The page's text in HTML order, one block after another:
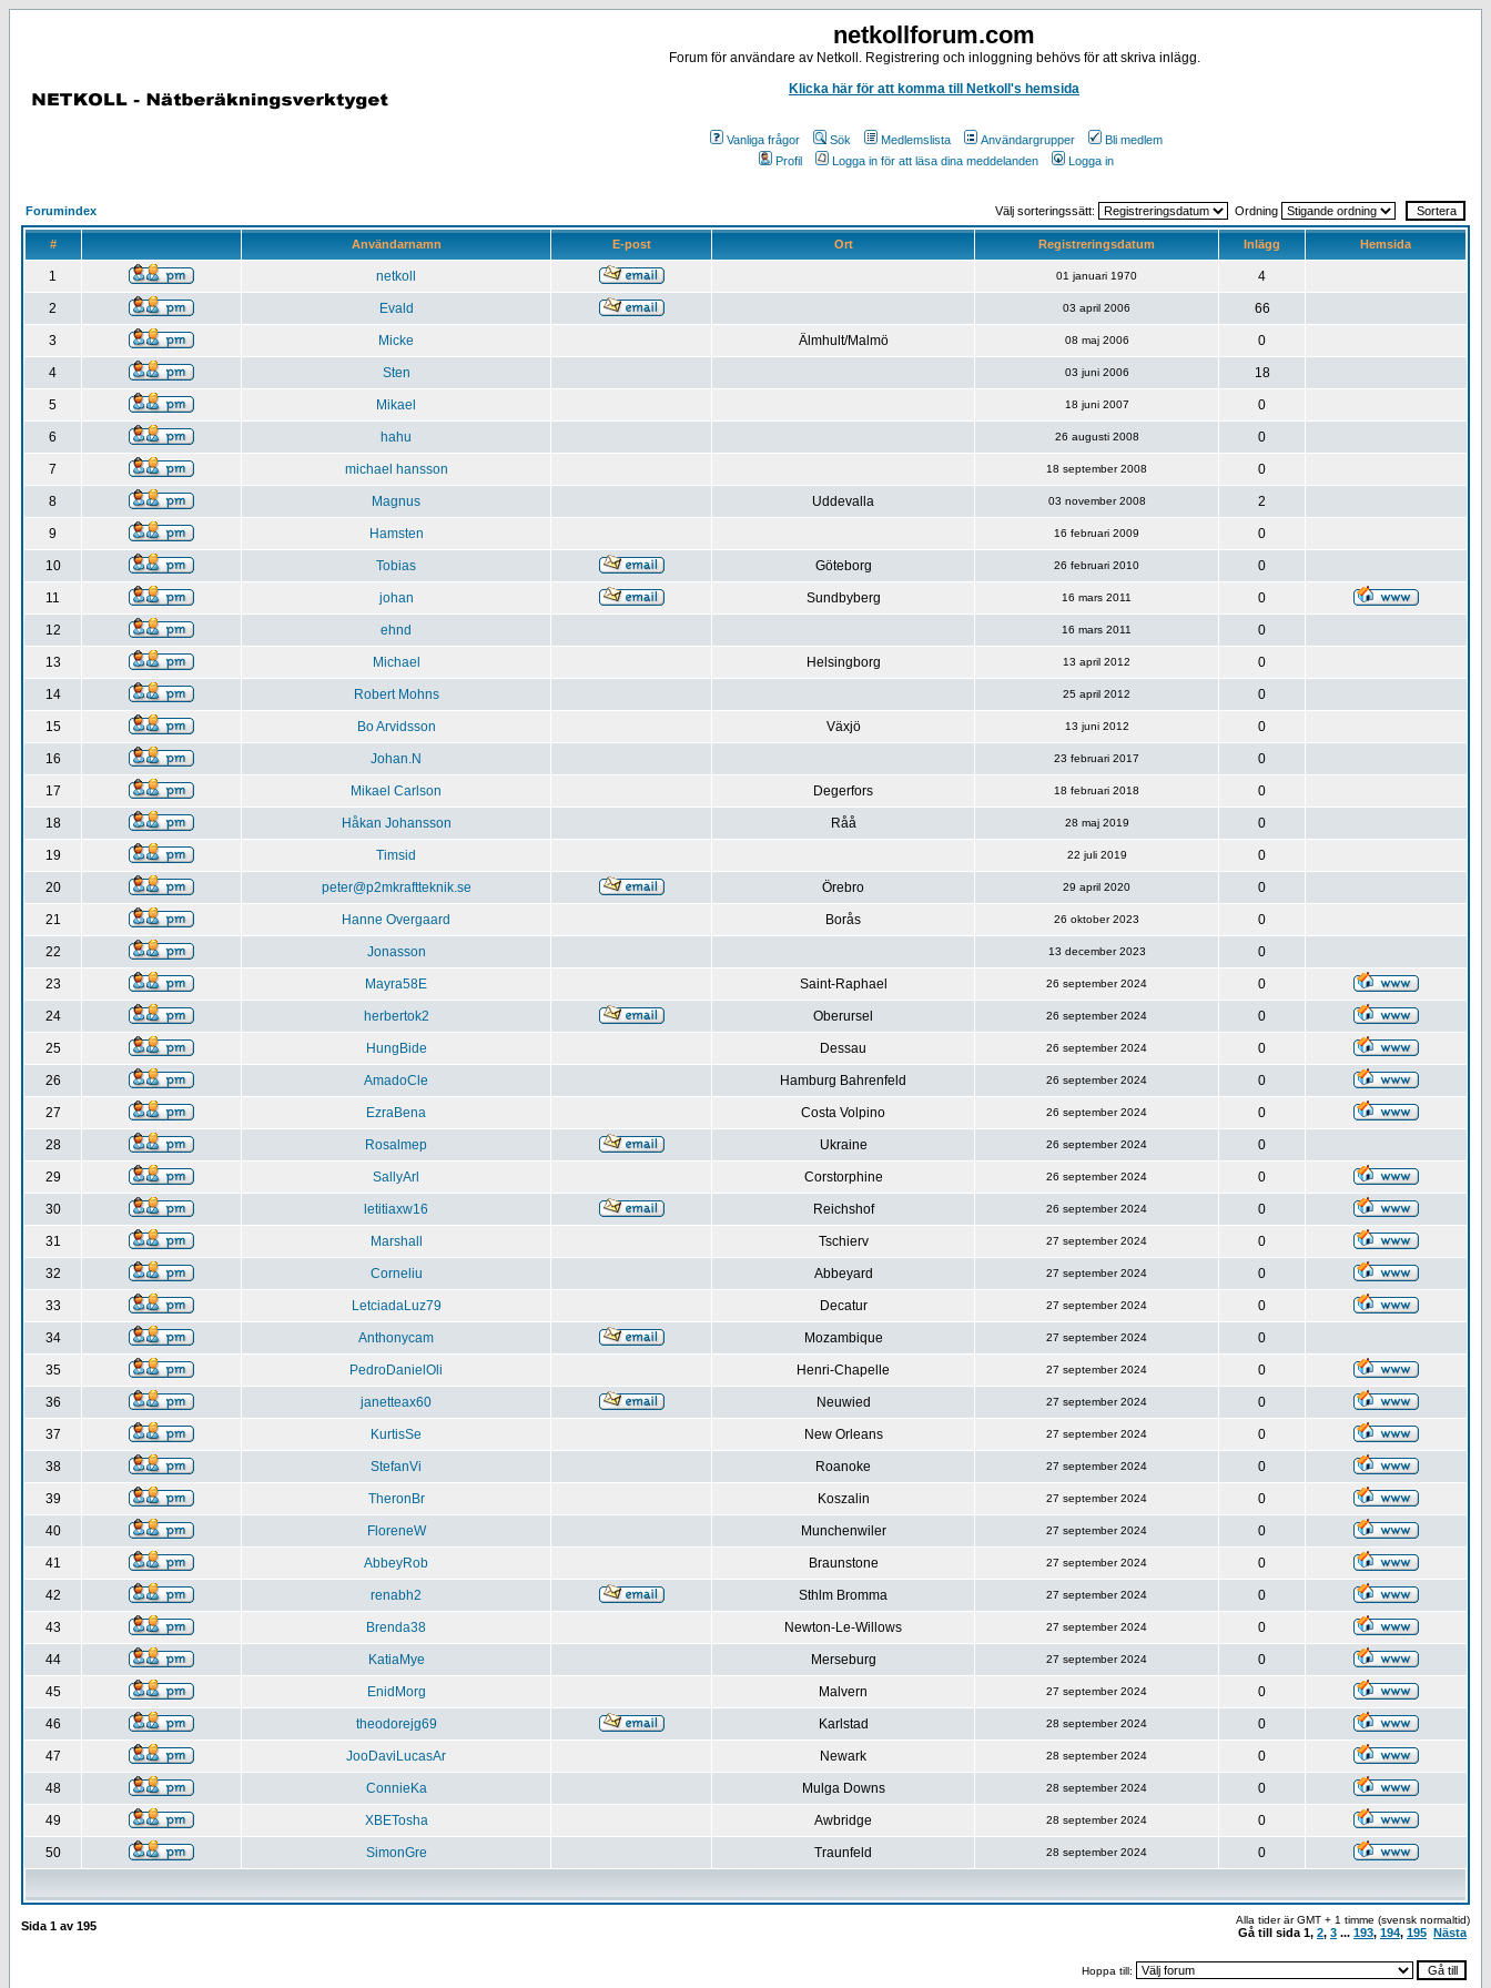
netkollforum.com
Forum för användare av Netkoll. Registrering och inloggning behövs för att skriva inlägg.
Klicka här för att komma till Netkoll's hemsida
Vanliga frågor Sök Medlemslista Användargrupper
Bli medlem
Profil
Logga in för att läsa dina meddelanden Logga in
Forumindex Välj sorteringssätt: Ordning
# Användarnamn E-post Ort Registreringsdatum Inlägg Hemsida
1 netkoll 01 januari 1970 4
2 Evald 03 april 2006 66
3 Micke Älmhult/Malmö 08 maj 2006 0
4 Sten 03 juni 2006 18
5 Mikael 18 juni 2007 0
6 hahu 26 augusti 2008 0
7 michael hansson 18 september 2008 0
8 Magnus Uddevalla 03 november 2008 2
9 Hamsten 16 februari 2009 0
10 Tobias Göteborg 26 februari 2010 0
11 johan Sundbyberg 16 mars 2011 0
12 ehnd 16 mars 2011 0
13 Michael Helsingborg 13 april 2012 0
14 Robert Mohns 25 april 2012 0
15 Bo Arvidsson Växjö 13 juni 2012 0
16 Johan.N 23 februari 2017 0
17 Mikael Carlson Degerfors 18 februari 2018 0
18 Håkan Johansson Råå 28 maj 2019 0
19 Timsid 22 juli 2019 0
20 peter@p2mkraftteknik.se Örebro 29 april 2020 0
21 Hanne Overgaard Borås 26 oktober 2023 0
22 Jonasson 13 december 2023 0
23 Mayra58E Saint-Raphael 26 september 2024 0
24 herbertok2 Oberursel 26 september 2024 0
25 HungBide Dessau 26 september 2024 0
26 AmadoCle Hamburg Bahrenfeld 26 september 2024 0
27 EzraBena Costa Volpino 26 september 2024 0
28 Rosalmep Ukraine 26 september 2024 0
29 SallyArl Corstorphine 26 september 2024 0
30 letitiaxw16 Reichshof 26 september 2024 0
31 Marshall Tschierv 27 september 2024 0
32 Corneliu Abbeyard 27 september 2024 0
33 LetciadaLuz79 Decatur 27 september 2024 0
34 Anthonycam Mozambique 27 september 2024 0
35 PedroDanielOli Henri-Chapelle 27 september 2024 0
36 janetteax60 Neuwied 27 september 2024 0
37 KurtisSe New Orleans 27 september 2024 0
38 StefanVi Roanoke 27 september 2024 0
39 TheronBr Koszalin 27 september 2024 0
40 FloreneW Munchenwiler 27 september 2024 0
41 AbbeyRob Braunstone 27 september 2024 0
42 renabh2 Sthlm Bromma 27 september 2024 0
43 Brenda38 Newton-Le-Willows 27 september 2024 0
44 KatiaMye Merseburg 27 september 2024 0
45 EnidMorg Malvern 27 september 2024 0
46 theodorejg69 Karlstad 28 september 2024 0
47 JooDaviLucasAr Newark 28 september 2024 0
48 ConnieKa Mulga Downs 28 september 2024 0
49 XBETosha Awbridge 28 september 2024 0
50 SimonGre Traunfeld 28 september 2024 0
Sida 1 av 195 Alla tider är GMT + 1 timme (svensk normaltid)
Gå till sida 1, 2, 3 ... 193, 194, 195 Nästa
Hoppa till: